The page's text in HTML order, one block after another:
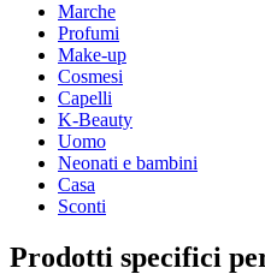
Marche
Profumi
Make-up
Cosmesi
Capelli
K-Beauty
Uomo
Neonati e bambini
Casa
Sconti
Prodotti specifici